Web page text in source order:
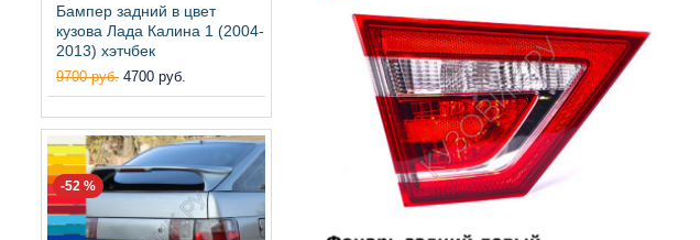
Бампер задний в цвет
кузова Лада Калина 1 (2004-
2013) хэтчбек
9700 руб. 4700 руб.
-52 %